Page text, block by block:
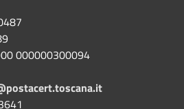
000000300094